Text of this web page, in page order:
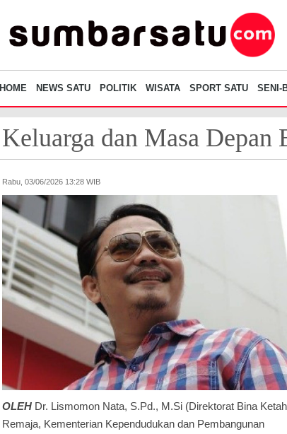
HOME NEWS SATU POLITIK WISATA SPORT SATU SENI-
Keluarga dan Masa Depan
Rabu, 03/06/2026 13:28 WIB
OLEH Dr. Lismomon Nata, S.Pd., M.Si (Direktorat Bina
Remaja, Kementerian Kependudukan dan Pembangunan